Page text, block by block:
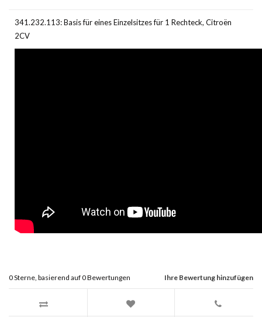
341.232.113: Basis für eines Einzelsitzes für 1 Rechteck, Citroën
2CV
Ihre Bewertung hinzufügen
0Sterne, basierend auf0Bewertungen